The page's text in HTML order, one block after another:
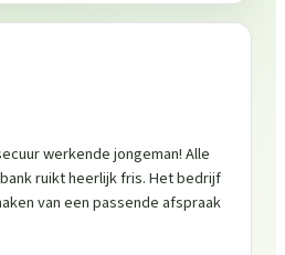
werkende jongeman! Alle
ruikt heerlijk fris. Het bedrijf
van een passende afspraak